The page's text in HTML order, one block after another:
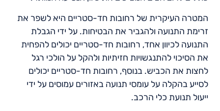
המטרה העיקרית של רחובות חד-סטריים היא לשפר את
זרימת התנועה ולהגביר את הבטיחות. על ידי הגבלת
התנועה לכיוון אחד, רחובות חד-סטריים יכולים להפחית
את הסיכוי להתנגשויות חזיתיות ולהקל על הולכי רגל
לחצות את הכביש. בנוסף, רחובות חד-סטריים יכולים
לסייע בהקלה על עומסי תנועה באזורים עמוסים על ידי
ייעול תנועת כלי הרכב.